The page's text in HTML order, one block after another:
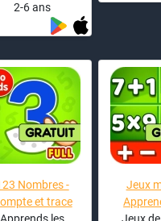
2-6 ans
Nombres -
et trace
Jeux